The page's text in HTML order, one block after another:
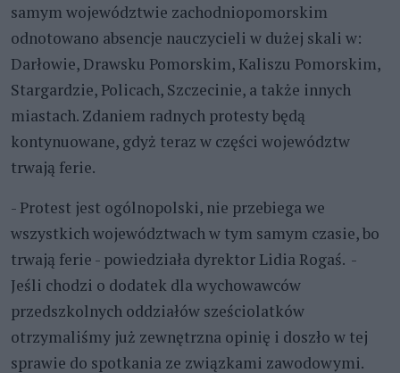
samym województwie zachodniopomorskim
odnotowano absencje nauczycieli w dużej skali w:
Darłowie, Drawsku Pomorskim, Kaliszu Pomorskim,
Stargardzie, Policach, Szczecinie, a także innych
miastach. Zdaniem radnych protesty będą
kontynuowane, gdyż teraz w części województw
trwają ferie.
- Protest jest ogólnopolski, nie przebiega we
wszystkich województwach w tym samym czasie, bo
trwają ferie - powiedziała dyrektor Lidia Rogaś. -
Jeśli chodzi o dodatek dla wychowawców
przedszkolnych oddziałów sześciolatków
otrzymaliśmy już zewnętrzna opinię i doszło w tej
sprawie do spotkania ze związkami zawodowymi.